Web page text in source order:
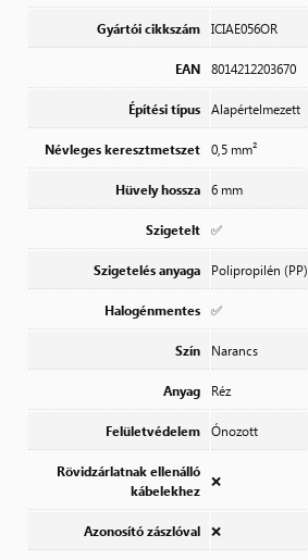
Gyártói cikkszám ICIAE056OR
EAN 8014212203670
Építési típus Alapértelmezett
Névleges keresztmetszet 0,5 mm²
Hüvely hossza 6 mm
Szigetelt ✅
Szigetelés anyaga Polipropilén (PP)
Halogénmentes ✅
Szín Narancs
Anyag Réz
Felületvédelem Ónozott
Rövidzárlatnak ellenálló
kábelekhez
❌
Azonosító zászlóval ❌